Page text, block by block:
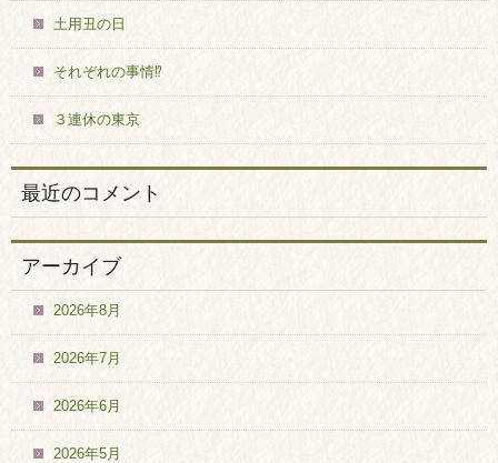
土用丑の日
それぞれの事情⁉
３連休の東京
最近のコメント
アーカイブ
2026年8月
2026年7月
2026年6月
2026年5月